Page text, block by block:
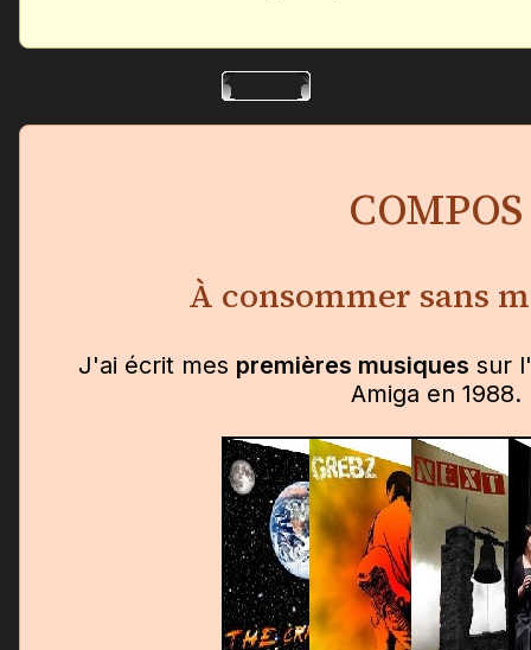
COMPOS
À consommer sans
J'ai écrit mes premières musiques sur
Amiga en 1988.